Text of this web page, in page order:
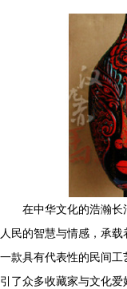
在中华文化的浩瀚
人民的智慧与情感，承
一款具有代表性的民间
引了众多收藏家与文化